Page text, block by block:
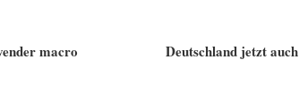
macro
Deutschland jetzt